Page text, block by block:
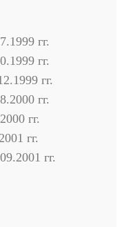
гг.
гг.
гг.
гг.
гг.
гг.
гг.